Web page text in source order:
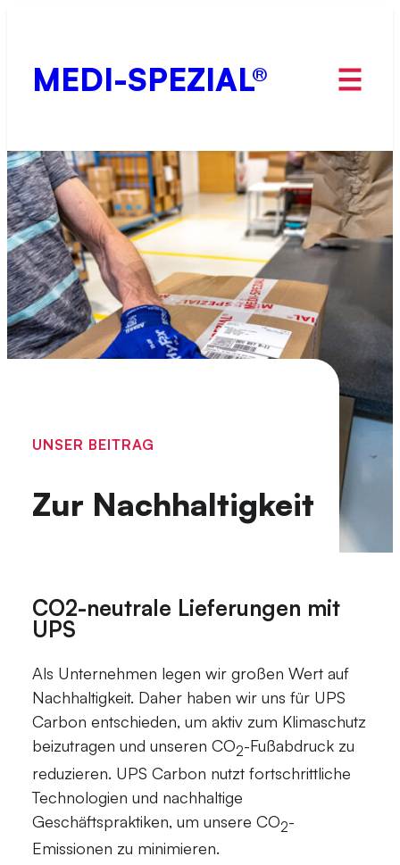
MEDI-SPEZIAL®
UNSER BEITRAG
Zur Nachhaltigkeit
CO2-neutrale Lieferungen mit
UPS
Als Unternehmen legen wir großen Wert auf
Nachhaltigkeit. Daher haben wir uns für UPS
Carbon entschieden, um aktiv zum Klimaschutz
beizutragen und unseren CO2-Fußabdruck zu
reduzieren. UPS Carbon nutzt fortschrittliche
Technologien und nachhaltige
Geschäftspraktiken, um unsere CO2-
Emissionen zu minimieren.